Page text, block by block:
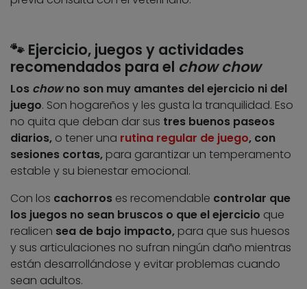
🐾 Ejercicio, juegos y actividades
recomendados para el chow chow
Los chowno son muy amantes del ejercicio ni del
juego. Son hogareños y les gusta la tranquilidad. Eso
no quita que deban dar sus tres buenos paseos
diarios, o tener una rutina regular de juego, con
sesiones cortas, para garantizar un temperamento
estable y su bienestar emocional.
Con los cachorros es recomendable controlar que
los juegos no sean bruscos o que el ejercicio que
realicen sea de bajo impacto, para que sus huesos
y sus articulaciones no sufran ningún daño mientras
están desarrollándose y evitar problemas cuando
sean adultos.